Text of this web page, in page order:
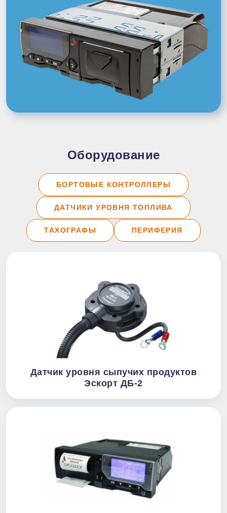
Оборудование
БОРТОВЫЕ КОНТРОЛЛЕРЫ
ДАТЧИКИ УРОВНЯ ТОПЛИВА
ТАХОГРАФЫ ПЕРИФЕРИЯ
Датчик уровня сыпучих продуктов
Эскорт ДБ-2